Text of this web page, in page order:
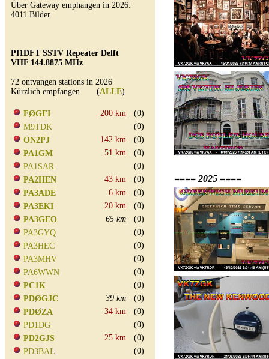
Über Gateway emphangen in 2026:
4011 Bilder
PI1DFT SSTV Repeater Delft
VHF 144.8875 MHz
72 ontvangen stations in 2026
Kürzlich empfangen (ALLE)
FØGFI 200 km
(0)
M9TDK
(0)
ON2PJ
142 km
(0)
PA1GM
51 km
(0)
PA1SAR
(0)
PA2HEN
43 km
(0)
PA3ADE
6 km
(0)
PA3EKI
20 km
(0)
PA3GEO
65 km
(0)
PA3GYQ
(0)
PA3HEC
(0)
PA3MHV
(0)
PA6WWN
(0)
PC1K
(0)
PDØGJC
39 km
(0)
PDØZA
34 km
(0)
PD1DG
(0)
PD2GJS
25 km
(0)
PD3BAL
(0)
==== 2025 ====